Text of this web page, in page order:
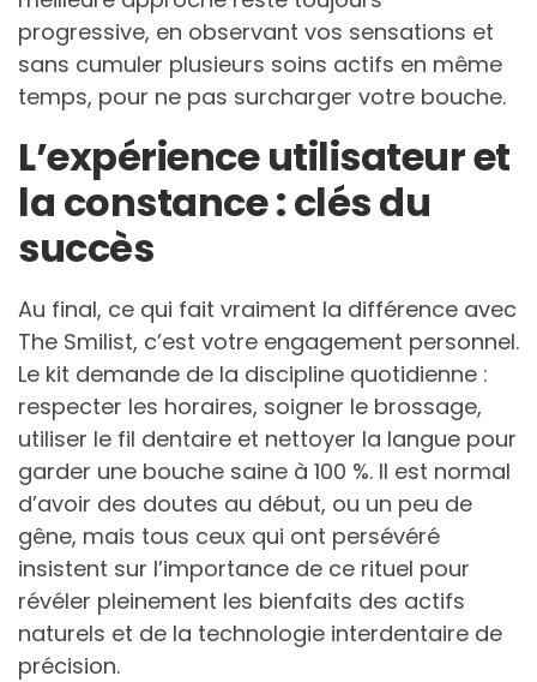
progressive, en observant vos sensations et
sans cumuler plusieurs soins actifs en même
temps, pour ne pas surcharger votre bouche.
L’expérience utilisateur et
la constance : clés du
succès
Au final, ce qui fait vraiment la différence avec
The Smilist, c’est votre engagement personnel.
Le kit demande de la discipline quotidienne :
respecter les horaires, soigner le brossage,
utiliser le fil dentaire et nettoyer la langue pour
garder une bouche saine à 100 %. Il est normal
d’avoir des doutes au début, ou un peu de
gêne, mais tous ceux qui ont persévéré
insistent sur l’importance de ce rituel pour
révéler pleinement les bienfaits des actifs
naturels et de la technologie interdentaire de
précision.